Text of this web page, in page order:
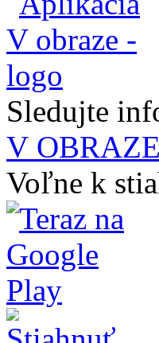
Sledujte
V
Voľne k